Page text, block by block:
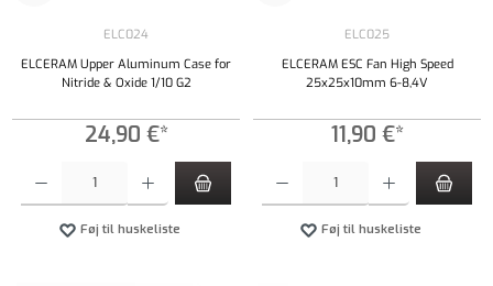
ELC024
ELCERAM Upper Aluminum Case for
Nitride & Oxide 1/10 G2
24,90 €*
Føj til huskeliste
ELC025
ELCERAM ESC Fan High Speed
25x25x10mm 6-8,4V
11,90 €*
Føj til huskeliste